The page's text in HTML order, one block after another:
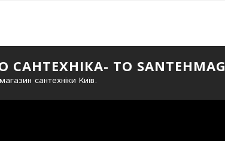
ТО SANTEHMAG
сантехніки Київ.